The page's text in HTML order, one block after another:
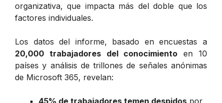
organizativa, que impacta más del doble que los
factores individuales.
Los datos del informe, basado en encuestas a
20,000 trabajadores del conocimiento en 10
países y análisis de trillones de señales anónimas
de Microsoft 365, revelan:
45% de trabajadores temen despidos por